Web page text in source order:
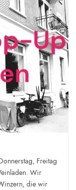
Freitag
Wir
die wir